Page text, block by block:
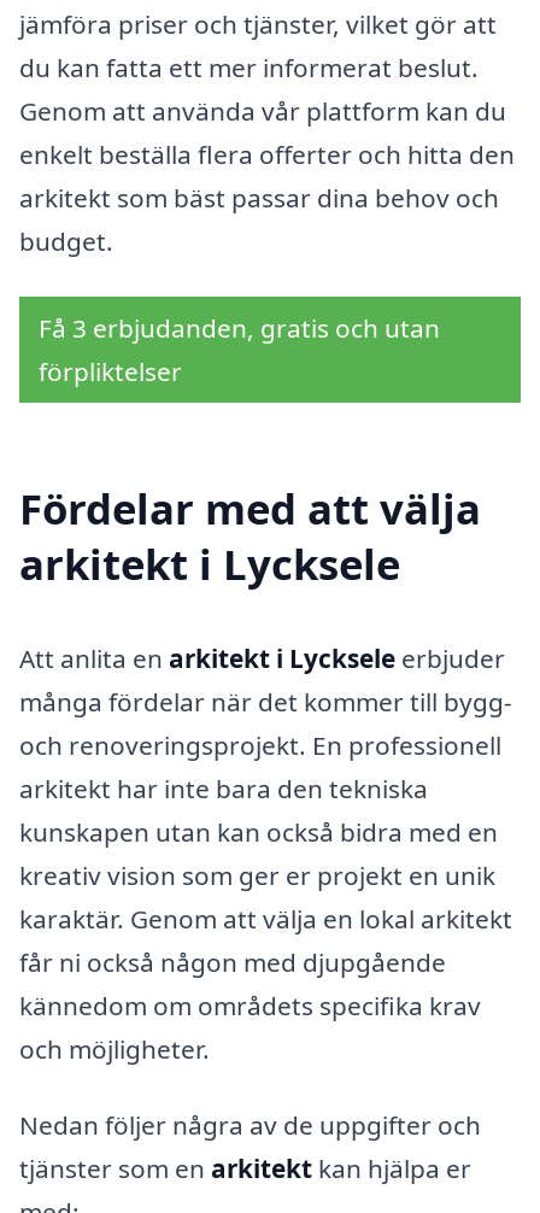
jämföra priser och tjänster, vilket gör att
du kan fatta ett mer informerat beslut.
Genom att använda vår plattform kan du
enkelt beställa flera offerter och hitta den
arkitekt som bäst passar dina behov och
budget.
Få 3 erbjudanden, gratis och utan
förpliktelser
Fördelar med att välja
arkitekt i Lycksele
Att anlita en arkitekt i Lycksele erbjuder
många fördelar när det kommer till bygg-
och renoveringsprojekt. En professionell
arkitekt har inte bara den tekniska
kunskapen utan kan också bidra med en
kreativ vision som ger er projekt en unik
karaktär. Genom att välja en lokal arkitekt
får ni också någon med djupgående
kännedom om områdets specifika krav
och möjligheter.
Nedan följer några av de uppgifter och
tjänster som en arkitekt kan hjälpa er